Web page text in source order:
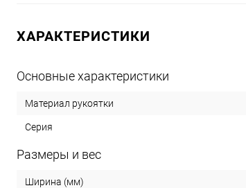
ХАРАКТЕРИСТИКИ
Основные характеристики
Материал рукоятки
Серия
Размеры и вес
Ширина (мм)